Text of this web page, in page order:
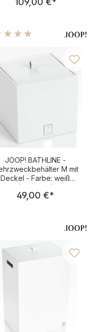
5 Sternen
JOOP! BATHLINE -
M mit
Deckel - Farbe: weiß
(011211410)Regulärer
49,00 €*